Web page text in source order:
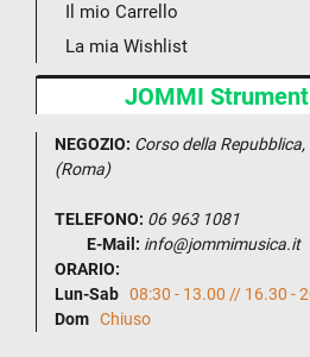
Il mio Carrello
La mia Wishlist
JOMMI
NEGOZIO: Corso della
(Roma)
TELEFONO: 06 963 1081
E-Mail: info@jommimusica.it
ORARIO:
Lun-Sab 08:30 - 13.00 // 16.30 -
Dom Chiuso